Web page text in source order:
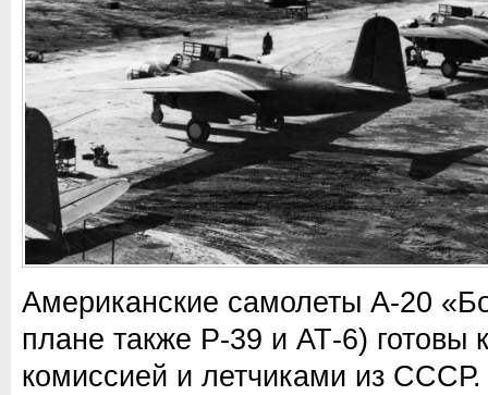
Американские самолеты А-20
плане также Р-39 и АТ-6) готовы
комиссией и летчиками из